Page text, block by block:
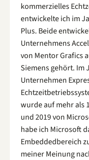
kommerzielles
entwickelte ich im
Plus. Beide
Unternehmens
von Mentor Grafics
Siemens gehört. Im
Unternehmen
wurde auf mehr als
und 2019 von
habe ich Microsoft
Embeddedbereich
meiner Meinung